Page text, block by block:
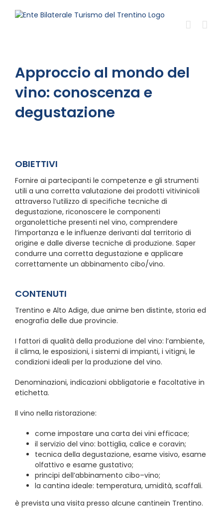
Approccio al mondo del
vino: conoscenza e
degustazione
OBIETTIVI
Fornire ai partecipanti le competenze e gli strumenti
utili a una corretta valutazione dei prodotti vitivinicoli
attraverso l’utilizzo di specifiche tecniche di
degustazione, riconoscere le componenti
organolettiche presenti nel vino, comprendere
l’importanza e le influenze derivanti dal territorio di
origine e dalle diverse tecniche di produzione. Saper
condurre una corretta degustazione e applicare
correttamente un abbinamento cibo/vino.
CONTENUTI
Trentino e Alto Adige, due anime ben distinte, storia ed
enografia delle due provincie.
I fattori di qualità della produzione del vino: l’ambiente,
il clima, le esposizioni, i sistemi di impianti, i vitigni, le
condizioni ideali per la produzione del vino.
Denominazioni, indicazioni obbligatorie e facoltative in
etichetta.
Il vino nella ristorazione:
come impostare una carta dei vini efficace;
il servizio del vino: bottiglia, calice e coravin;
tecnica della degustazione, esame visivo, esame
olfattivo e esame gustativo;
principi dell’abbinamento cibo–vino;
la cantina ideale: temperatura, umidità, scaffali.
è prevista una visita presso alcune cantinein Trentino.